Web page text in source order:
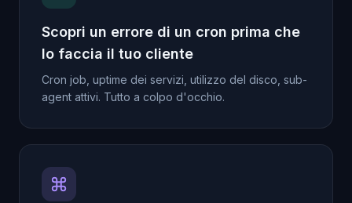
Scopri un errore di un cron prima che
lo faccia il tuo cliente
Cron job, uptime dei servizi, utilizzo del disco, sub-
agent attivi. Tutto a colpo d'occhio.